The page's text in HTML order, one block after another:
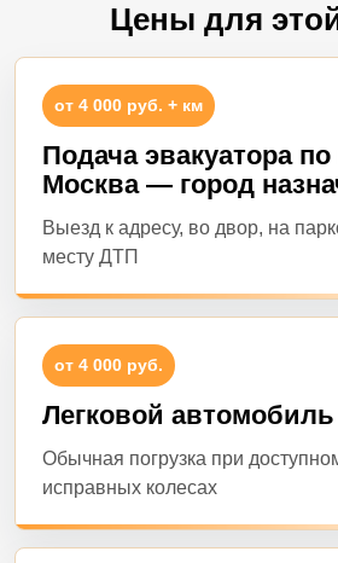
Цены для
от 4 000 руб. + км
Подача эвакуатора
Москва — город
Выезд к адресу, во двор, на
месту ДТП
от 4 000 руб.
Легковой автомобиль
Обычная погрузка при
исправных колесах